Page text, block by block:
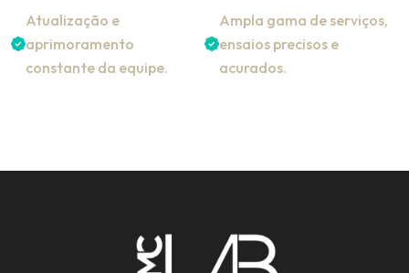
Atualização e
aprimoramento
constante da equipe.
Ampla gama de serviços,
ensaios precisos e
acurados.